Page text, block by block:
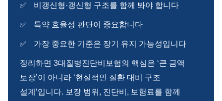
비갱신형·갱신형 구조를 함께 봐야 합니다
특약 효율성 판단이 중요합니다
가장 중요한 기준은 장기 유지 가능성입니다
정리하면 3대질병진단비보험의 핵심은 ‘큰 금액
보장’이 아니라 ‘현실적인 질환 대비 구조
설계’입니다. 보장 범위, 진단비, 보험료를 함께